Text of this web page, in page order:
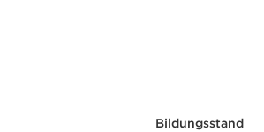
Bildungsstand